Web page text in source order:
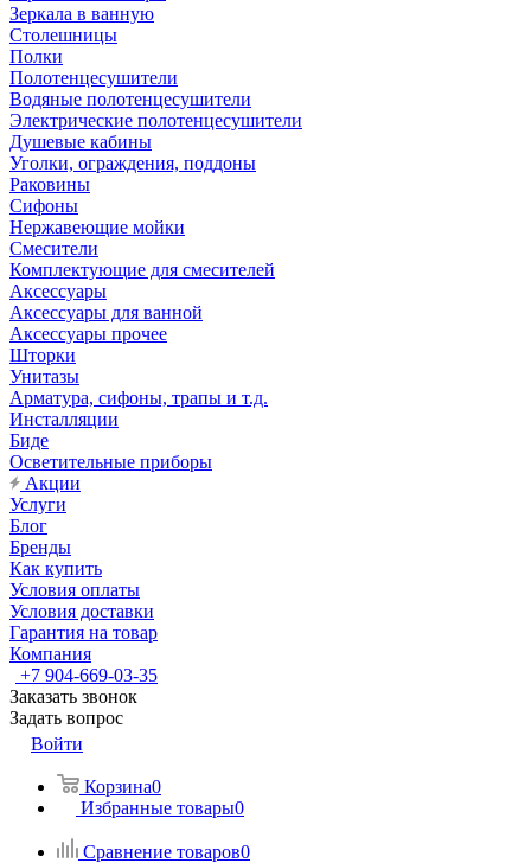
Зеркала в ванную
Столешницы
Полки
Полотенцесушители
Водяные полотенцесушители
Электрические полотенцесушители
Душевые кабины
Уголки, ограждения, поддоны
Раковины
Сифоны
Нержавеющие мойки
Смесители
Комплектующие для смесителей
Аксессуары
Аксессуары для ванной
Аксессуары прочее
Шторки
Унитазы
Арматура, сифоны, трапы и т.д.
Инсталляции
Биде
Осветительные приборы
Акции
Услуги
Блог
Бренды
Как купить
Условия оплаты
Условия доставки
Гарантия на товар
Компания
+7 904-669-03-35
Заказать звонок
Задать вопрос
Войти
Корзина0
Избранные товары0
Сравнение товаров0